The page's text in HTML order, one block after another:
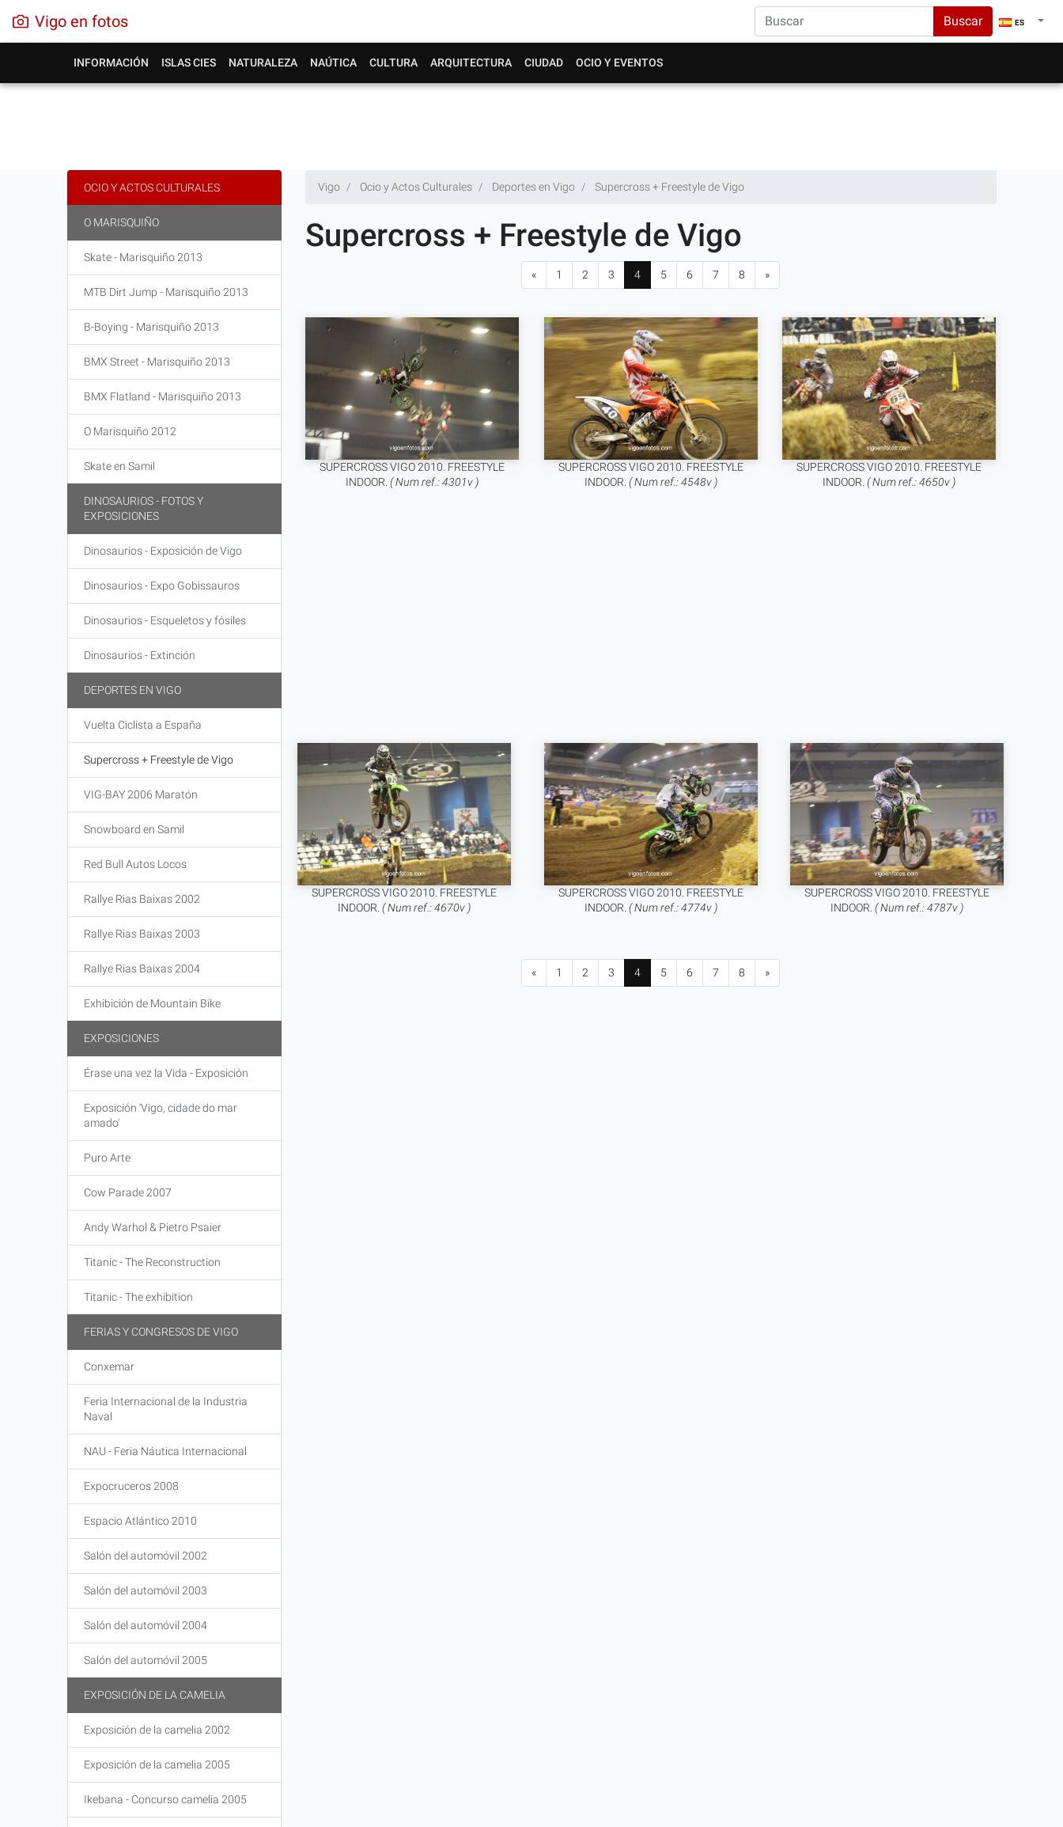
Vigo en fotos Buscar ES
INFORMACIÓN ISLAS CIES NATURALEZA NAÚTICA CULTURA ARQUITECTURA CIUDAD OCIO Y EVENTOS
Vigo Ocio y Actos Culturales Deportes en Vigo Supercross + Freestyle de Vigo
Supercross + Freestyle de Vigo
« 1 2 3 4 5 6 7 8 »
SUPERCROSS VIGO 2010. FREESTYLE
INDOOR.( Num ref.: 4301v )
SUPERCROSS VIGO 2010. FREESTYLE
INDOOR. ( Num ref.: 4548v )
SUPERCROSS VIGO 2010. FREESTYLE
INDOOR. ( Num ref.: 4650v )
SUPERCROSS VIGO 2010. FREESTYLE
INDOOR.( Num ref.: 4670v )
SUPERCROSS VIGO 2010. FREESTYLE
INDOOR. ( Num ref.: 4774v )
SUPERCROSS VIGO 2010. FREESTYLE
INDOOR. ( Num ref.: 4787v )
« 1 2 3 4 5 6 7 8 »
OCIO Y ACTOS CULTURALES
O MARISQUIÑO
Skate - Marisquiño 2013
MTB Dirt Jump - Marisquiño 2013
B-Boying - Marisquiño 2013
BMX Street - Marisquiño 2013
BMX Flatland - Marisquiño 2013
O Marisquiño 2012
Skate en Samil
DINOSAURIOS - FOTOS Y
EXPOSICIONES
Dinosaurios - Exposición de Vigo
Dinosaurios - Expo Gobissauros
Dinosaurios - Esqueletos y fósiles
Dinosaurios - Extinción
DEPORTES EN VIGO
Vuelta Ciclista a España
Supercross + Freestyle de Vigo
VIG-BAY 2006 Maratón
Snowboard en Samil
Red Bull Autos Locos
Rallye Rias Baixas 2002
Rallye Rias Baixas 2003
Rallye Rias Baixas 2004
Exhibición de Mountain Bike
EXPOSICIONES
Érase una vez la Vida - Exposición
Exposición 'Vigo, cidade do mar
amado'
Puro Arte
Cow Parade 2007
Andy Warhol & Pietro Psaier
Titanic - The Reconstruction
Titanic - The exhibition
FERIAS Y CONGRESOS DE VIGO
Conxemar
Feria Internacional de la Industria
Naval
NAU - Feria Náutica Internacional
Expocruceros 2008
Espacio Atlántico 2010
Salón del automóvil 2002
Salón del automóvil 2003
Salón del automóvil 2004
Salón del automóvil 2005
EXPOSICIÓN DE LA CAMELIA
Exposición de la camelia 2002
Exposición de la camelia 2005
Ikebana - Concurso camelia 2005